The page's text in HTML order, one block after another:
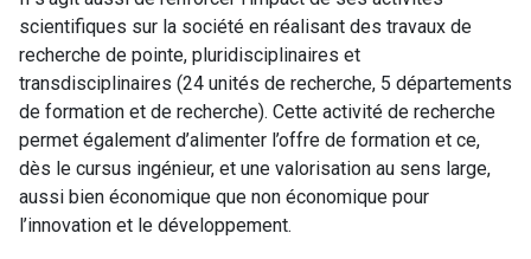
scientifiques sur la société en réalisant des travaux de
recherche de pointe, pluridisciplinaires et
transdisciplinaires (24 unités de recherche, 5 départements
de formation et de recherche). Cette activité de recherche
permet également d’alimenter l’offre de formation et ce,
dès le cursus ingénieur, et une valorisation au sens large,
aussi bien économique que non économique pour
l’innovation et le développement.